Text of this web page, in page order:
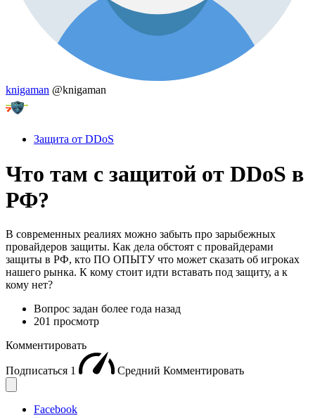
knigaman @knigaman
Защита от DDoS
Что там с защитой от DDoS в
РФ?
В современных реалиях можно забыть про зарыбежных
провайдеров защиты. Как дела обстоят с провайдерами
защиты в РФ, кто ПО ОПЫТУ что может сказать об игроках
нашего рынка. К кому стоит идти вставать под защиту, а к
кому нет?
Вопрос задан более года назад
201 просмотр
Комментировать
Подписаться 1 Средний Комментировать
Facebook